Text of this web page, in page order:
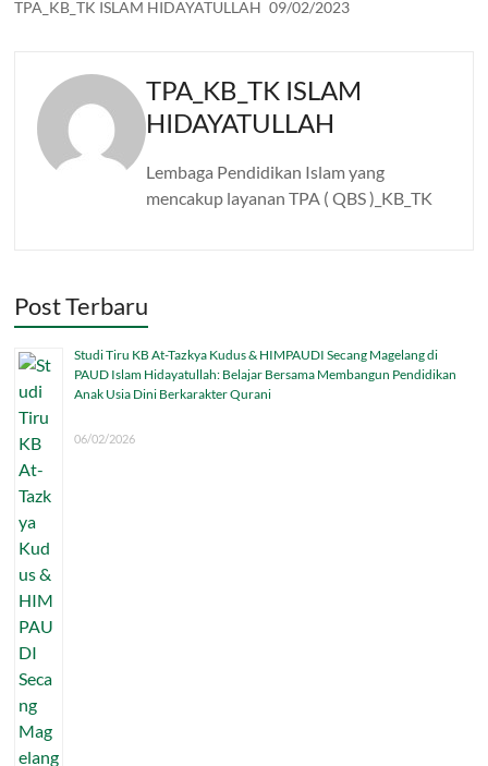
TPA_KB_TK ISLAM HIDAYATULLAH 09/02/2023
TPA_KB_TK ISLAM
HIDAYATULLAH
Lembaga Pendidikan Islam yang
mencakup layanan TPA ( QBS )_KB_TK
Post Terbaru
Studi Tiru KB At-Tazkya Kudus & HIMPAUDI Secang Magelang di
PAUD Islam Hidayatullah: Belajar Bersama Membangun Pendidikan
Anak Usia Dini Berkarakter Qurani
06/02/2026